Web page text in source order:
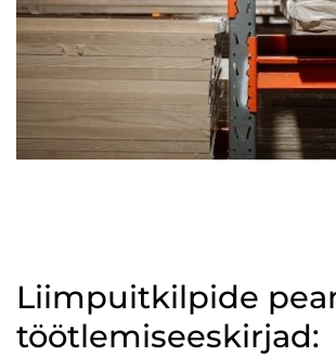
Liimpuitkilpide
töötlemiseeskirjad: